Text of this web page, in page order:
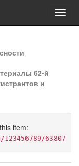
62-й
и
item:
63807